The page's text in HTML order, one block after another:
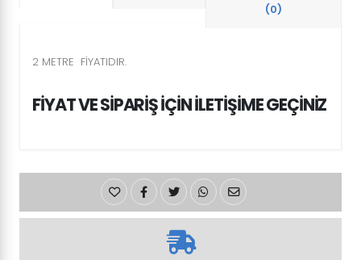
(0)
2 METRE FİYATIDIR.
FİYAT VE SİPARİŞ İÇİN İLETİŞİME GEÇİNİZ